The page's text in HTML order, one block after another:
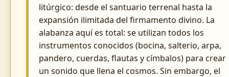
litúrgico: desde el santuario terrenal hasta la
expansión ilimitada del firmamento divino. La
alabanza aquí es total: se utilizan todos los
instrumentos conocidos (bocina, salterio, arpa,
pandero, cuerdas, flautas y címbalos) para crear
un sonido que llena el cosmos. Sin embargo, el